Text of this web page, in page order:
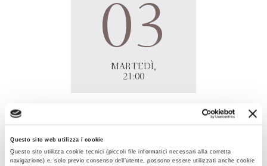
Questo sito web utilizza i cookie
Questo sito utilizza cookie tecnici (piccoli file informatici necessari alla corretta
navigazione) e, solo previo consenso dell’utente, possono essere utilizzati anche cookie
03
MARTEDÌ,
21:00
Casa cantoniera di Casina, Casina
42034 - Casina (RE)